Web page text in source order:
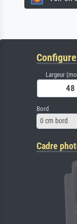
Largeur
Bord
0 cm bord
Cadre